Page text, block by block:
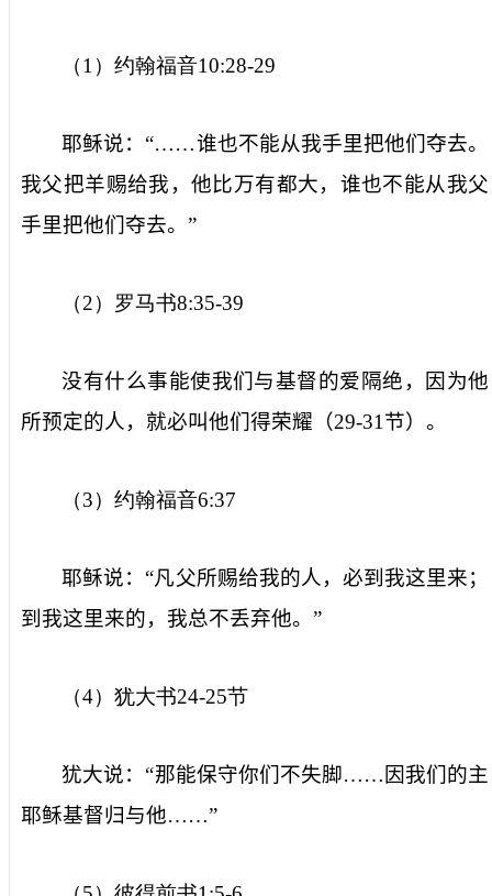
（1 ）约翰福音10:28-29
耶稣说：“……谁也不能从我手里把他们夺去。
我父把羊赐给我，他比万有都大，谁也不能从我父
手里把他们夺去。”
（2）罗马书8:35-39
没有什么事能使我们与基督的爱隔绝，因为他
所预定的人，就必叫他们得荣耀（29-31 节）。
（3）约翰福音6:37
耶稣说：“凡父所赐给我的人，必到我这里来；
到我这里来的，我总不丢弃他。”
（4）犹大书24-25节
犹大说：“那能保守你们不失脚……因我们的主
耶稣基督归与他……”